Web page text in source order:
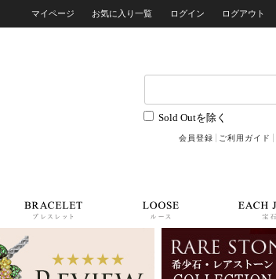
マイページ お気に入り一覧 ログイン ログアウト
Sold Outを除く
会員登録 ご利用ガイド